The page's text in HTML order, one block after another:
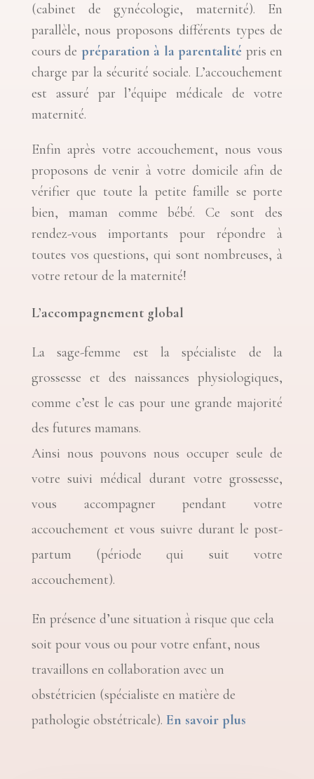
(cabinet de gynécologie, maternité). En
parallèle, nous proposons différents types de
cours de préparation à la parentalité pris en
charge par la sécurité sociale. L’accouchement
est assuré par l’équipe médicale de votre
maternité.
Enfin après votre accouchement, nous vous
proposons de venir à votre domicile afin de
vérifier que toute la petite famille se porte
bien, maman comme bébé. Ce sont des
rendez-vous importants pour répondre à
toutes vos questions, qui sont nombreuses, à
votre retour de la maternité!
L’accompagnement global
La sage-femme est la spécialiste de la
grossesse et des naissances physiologiques,
comme c’est le cas pour une grande majorité
des futures mamans.
Ainsi nous pouvons nous occuper seule de
votre suivi médical durant votre grossesse,
vous accompagner pendant votre
accouchement et vous suivre durant le post-
partum (période qui suit votre
accouchement).
En présence d’une situation à risque que cela
soit pour vous ou pour votre enfant, nous
travaillons en collaboration avec un
obstétricien (spécialiste en matière de
pathologie obstétricale). En savoir plus